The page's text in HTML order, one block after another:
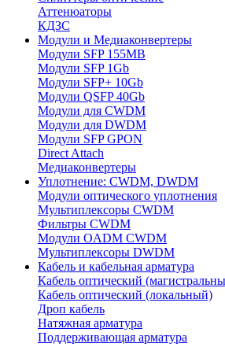
Аттенюаторы
КДЗС
Модули и Медиаконвертеры
Модули SFP 155MB
Модули SFP 1Gb
Модули SFP+ 10Gb
Модули QSFP 40Gb
Модули для CWDM
Модули для DWDM
Модули SFP GPON
Direct Attach
Медиаконвертеры
Уплотнение: CWDM, DWDM
Модули оптического уплотнения
Мультиплексоры CWDM
Фильтры CWDM
Модули OADM CWDM
Мультиплексоры DWDM
Кабель и кабельная арматура
Кабель оптический
Кабель оптический (локальный)
Дроп кабель
Натяжная арматура
Поддерживающая арматура